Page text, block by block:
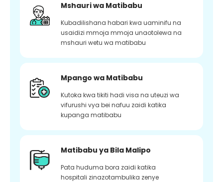
Mshauri wa Matibabu
Kubadilishana habari kwa uaminifu na
usaidizi mmoja mmoja unaotolewa na
mshauri wetu wa matibabu
Mpango wa Matibabu
Kutoka kwa tikiti hadi visa na uteuzi wa
vifurushi vya bei nafuu zaidi katika
kupanga matibabu
Matibabu ya Bila Malipo
Pata huduma bora zaidi katika
hospitali zinazotambulika zenye